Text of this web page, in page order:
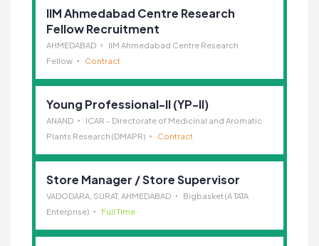
IIM Ahmedabad Centre Research
Fellow Recruitment
AHMEDABAD
IIM Ahmedabad Centre Research
Fellow
Contract
Young Professional-II (YP-II)
ANAND
ICAR - Directorate of Medicinal and Aromatic
Plants Research (DMAPR)
Contract
Store Manager / Store Supervisor
VADODARA, SURAT, AHMEDABAD
Bigbasket (A TATA
Enterprise)
Full Time